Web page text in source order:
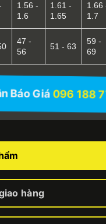
1.56 -
1.6
1.61 -
1.65
1.66
1.7
47 -
56
51 - 63
59 -
69
Báo Giá096 188
hàng